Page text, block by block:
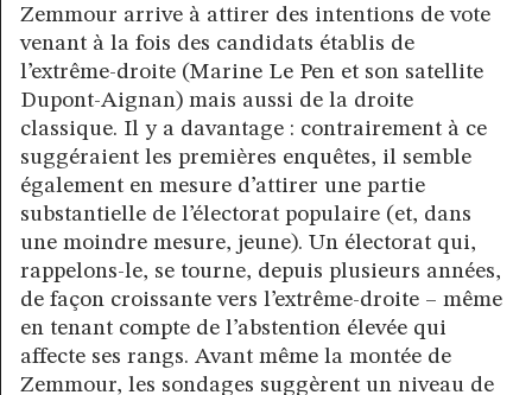
Zemmour arrive à attirer des intentions de vote
venant à la fois des candidats établis de
l’extrême-droite (Marine Le Pen et son satellite
Dupont-Aignan) mais aussi de la droite
classique. Il y a davantage : contrairement à ce
suggéraient les premières enquêtes, il semble
également en mesure d’attirer une partie
substantielle de l’électorat populaire (et, dans
une moindre mesure, jeune). Un électorat qui,
rappelons-le, se tourne, depuis plusieurs années,
de façon croissante vers l’extrême-droite – même
en tenant compte de l’abstention élevée qui
affecte ses rangs. Avant même la montée de
Zemmour, les sondages suggèrent un niveau de